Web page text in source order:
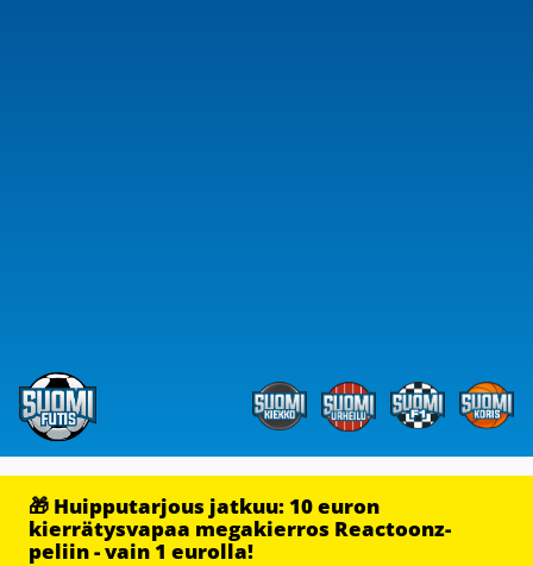
🎁 Huipputarjous jatkuu: 10 euron
kierrätysvapaa megakierros Reactoonz-
peliin - vain 1 eurolla!